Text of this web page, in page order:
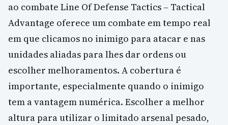
ao combate Line Of Defense Tactics – Tactical
Advantage oferece um combate em tempo real
em que clicamos no inimigo para atacar e nas
unidades aliadas para lhes dar ordens ou
escolher melhoramentos. A cobertura é
importante, especialmente quando o inimigo
tem a vantagem numérica. Escolher a melhor
altura para utilizar o limitado arsenal pesado,